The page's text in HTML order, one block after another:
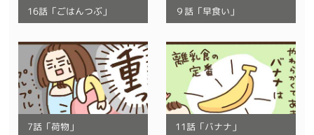
16話「ごはんつぶ」 ９話「早食い」
7話「荷物」 11話「バナナ」